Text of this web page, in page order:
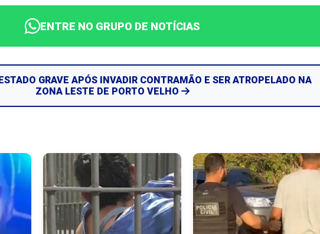
ENTRE NO GRUPO DE NOTÍCIAS
GRAVE APÓS INVADIR CONTRAMÃO E SER ATROPELADO NA
ZONA LESTE DE PORTO VELHO